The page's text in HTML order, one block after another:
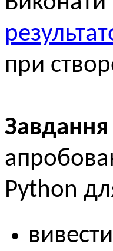
при
Python